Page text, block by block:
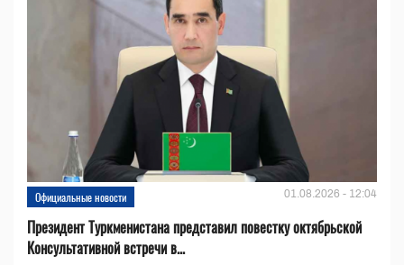
Официальные новости 01.08.2026 - 12:04
Президент Туркменистана представил повестку октябрьской
Консультативной встречи в...